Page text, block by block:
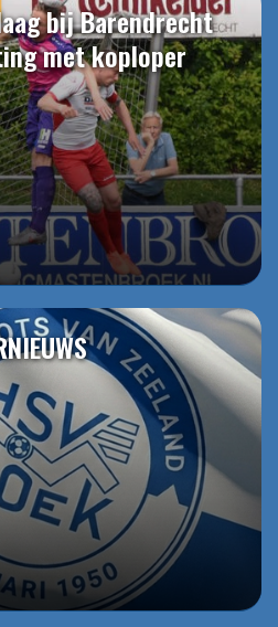
bij Barendrecht
met koploper